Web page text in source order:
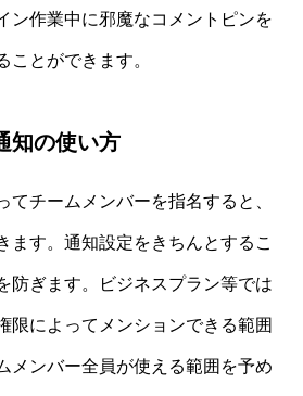
ン作業中に邪魔なコメントピンを
ことができます。
知の使い方
てチームメンバーを指名すると、
ます。通知設定をきちんとするこ
防ぎます。ビジネスプラン等では
限によってメンションできる範囲
メンバー全員が使える範囲を予め